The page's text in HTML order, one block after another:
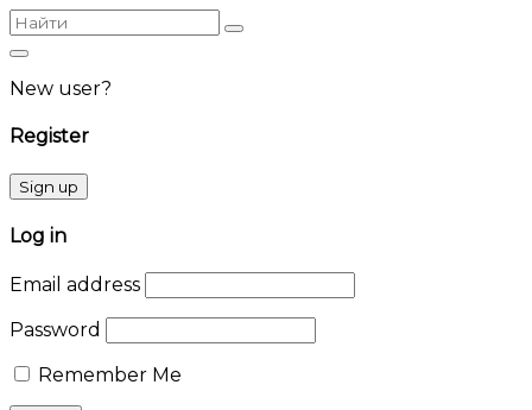
Поиск
New user?
Register
Sign up
Log in
Email address
Password
Remember Me